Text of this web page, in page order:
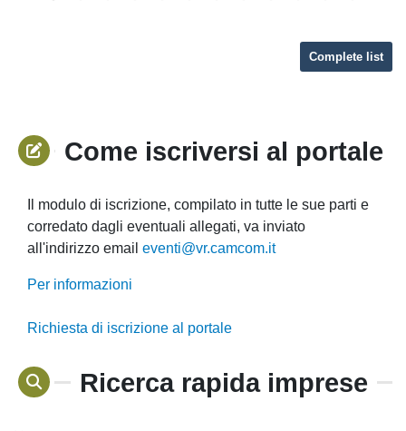
Complete list
Come iscriversi al portale
Il modulo di iscrizione, compilato in tutte le sue parti e
corredato dagli eventuali allegati, va inviato
all'indirizzo email eventi@vr.camcom.it
Per informazioni
Richiesta di iscrizione al portale
Ricerca rapida imprese